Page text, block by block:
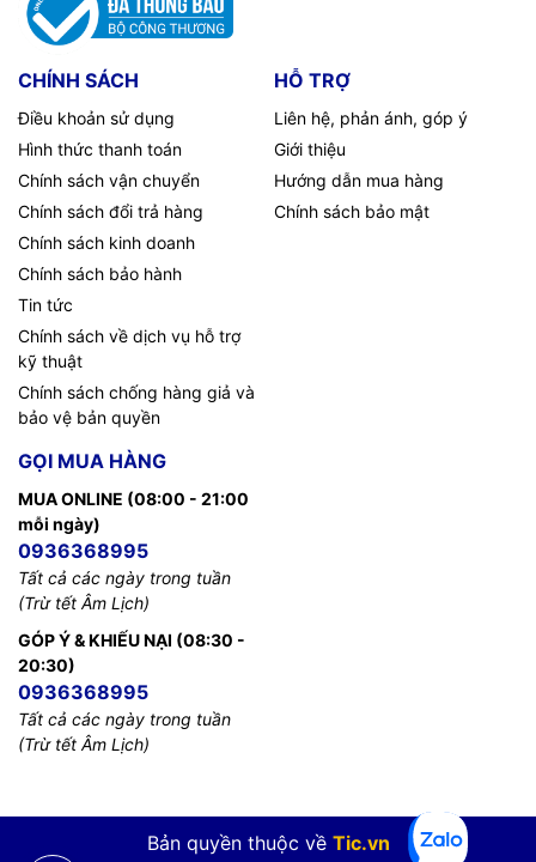
CHÍNH SÁCH
Điều khoản sử dụng
Hình thức thanh toán
Chính sách vận chuyển
Chính sách đổi trả hàng
Chính sách kinh doanh
Chính sách bảo hành
Tin tức
Chính sách về dịch vụ hỗ trợ
kỹ thuật
Chính sách chống hàng giả và
bảo vệ bản quyền
HỖ TRỢ
Liên hệ, phản ánh, góp ý
Giới thiệu
Hướng dẫn mua hàng
Chính sách bảo mật
GỌI MUA HÀNG
MUA ONLINE (08:00 - 21:00
mỗi ngày)
0936368995
Tất cả các ngày trong tuần
(Trừ tết Âm Lịch)
GÓP Ý & KHIẾU NẠI (08:30 -
20:30)
0936368995
Tất cả các ngày trong tuần
(Trừ tết Âm Lịch)
Bản quyền thuộc về Tic.vn